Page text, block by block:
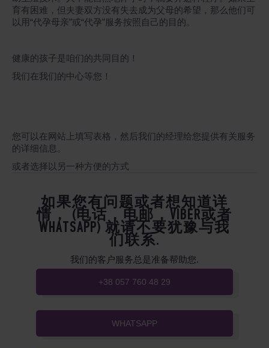
育有困难，但夫妻双方没有失去成为父母的希望，那么他们可
以用“代孕母亲”或“代孕”服务按照自己的目的。
健康的孩子是咱们的共同目的！
我们在我们的中心等您！
您可以在网站上填写表格，然后我们的经理给您提供有关服务
的详细信息。
或者选择以另一种方便的方式
如果您有问题或者想知道详
情， (电话，电邮，VIBER或者
WHATSAPP) 就请不要犹豫与我
们联系.
我们的客户服务总是准备帮助您.
+38 057 760 48 29
WHATSAPP